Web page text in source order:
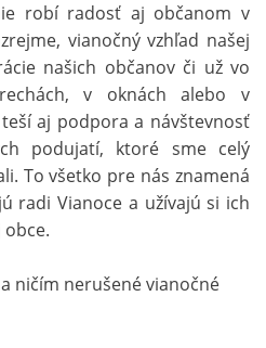
robí radosť aj občanom v
vianočný vzhľad našej
našich občanov či už vo
v oknách alebo v
aj podpora a návštevnosť
podujatí, ktoré sme celý
To všetko pre nás znamená
radi Vianoce a užívajú si ich
ničím nerušené vianočné